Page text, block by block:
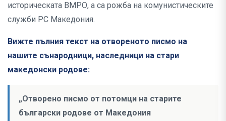
историческата ВМРО, а са рожба на комунистическите
служби РС Македония.
Вижте пълния текст на отвореното писмо на
нашите сънародници, наследници на стари
македонски родове:
„Отворено писмо от потомци на старите
български родове от Македония